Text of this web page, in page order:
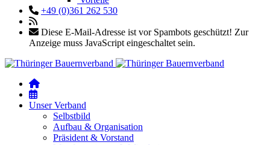
+49 (0)361 262 530
Diese E-Mail-Adresse ist vor Spambots geschützt! Zur
Anzeige muss JavaScript eingeschaltet sein.
Unser Verband
Selbstbild
Aufbau & Organisation
Präsident & Vorstand